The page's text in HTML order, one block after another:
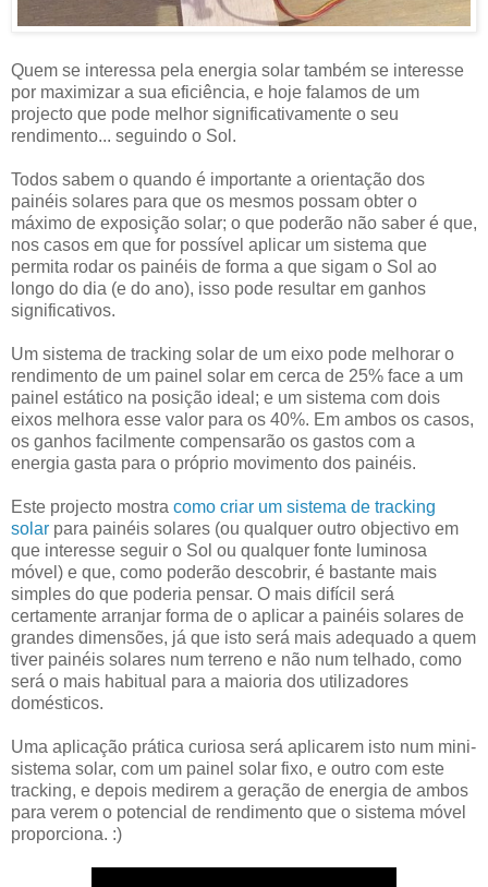
Quem se interessa pela energia solar também se interesse
por maximizar a sua eficiência, e hoje falamos de um
projecto que pode melhor significativamente o seu
rendimento... seguindo o Sol.
Todos sabem o quando é importante a orientação dos
painéis solares para que os mesmos possam obter o
máximo de exposição solar; o que poderão não saber é que,
nos casos em que for possível aplicar um sistema que
permita rodar os painéis de forma a que sigam o Sol ao
longo do dia (e do ano), isso pode resultar em ganhos
significativos.
Um sistema de tracking solar de um eixo pode melhorar o
rendimento de um painel solar em cerca de 25% face a um
painel estático na posição ideal; e um sistema com dois
eixos melhora esse valor para os 40%. Em ambos os casos,
os ganhos facilmente compensarão os gastos com a
energia gasta para o próprio movimento dos painéis.
Este projecto mostra como criar um sistema de tracking
solar para painéis solares (ou qualquer outro objectivo em
que interesse seguir o Sol ou qualquer fonte luminosa
móvel) e que, como poderão descobrir, é bastante mais
simples do que poderia pensar. O mais difícil será
certamente arranjar forma de o aplicar a painéis solares de
grandes dimensões, já que isto será mais adequado a quem
tiver painéis solares num terreno e não num telhado, como
será o mais habitual para a maioria dos utilizadores
domésticos.
Uma aplicação prática curiosa será aplicarem isto num mini-
sistema solar, com um painel solar fixo, e outro com este
tracking, e depois medirem a geração de energia de ambos
para verem o potencial de rendimento que o sistema móvel
proporciona. :)